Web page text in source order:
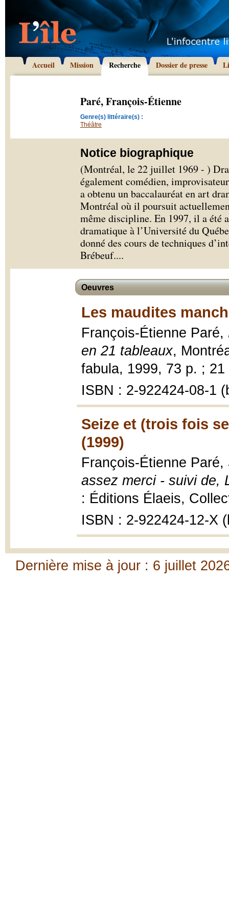
Accueil Mission Recherche Dossier de presse
Paré, François-Étienne
Genre(s) littéraire(s) :
Théâtre
Notice biographique
(Montréal, le 22 juillet 1969 - )
également comédien,
a obtenu un baccalauréat en art
Montréal où il poursuit
même discipline. En 1997, il a été
dramatique à l’Université du
donné des cours de techniques
Brébeuf....
Oeuvres
Les maudites
François-Étienne Paré,
en 21 tableaux,
fabula, 1999, 73 p. ; 21
ISBN : 2-922424-08-1
Seize et (trois fois
(1999)
François-Étienne Paré,
assez merci - suivi de,
: Éditions Élaeis,
ISBN : 2-922424-12-X
Dernière mise à jour : 6 juillet